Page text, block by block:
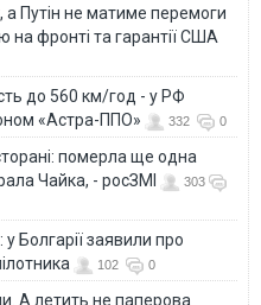
а Путін не матиме перемоги
на фронті та гарантії США
до 560 км/год - у РФ
«Астра-ППО»
332 0
померла ще одна
Чайка, - росЗМІ
303
Болгарії заявили про
102 0
А летить не паперова